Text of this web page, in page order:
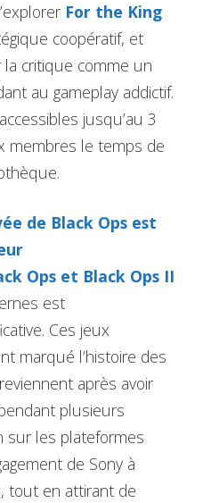
For the King
coopératif, et
la critique comme un
au gameplay addictif.
jusqu’au 3
membres le temps de
de Black Ops est
Ops et Black Ops II
est
Ces jeux
marqué l’histoire des
après avoir
plusieurs
sur les plateformes
de Sony à
tout en attirant de